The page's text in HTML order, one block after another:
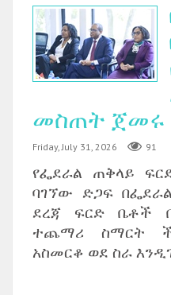
መስጠት ጀመሩ
Friday, July 31, 2026 91
የፌደራል ጠቅላይ
ባገኘው ድጋፍ
ደረጃ ፍርድ ቤቶች
ተጨማሪ ስማርት
አስመርቆ ወደ ስራ